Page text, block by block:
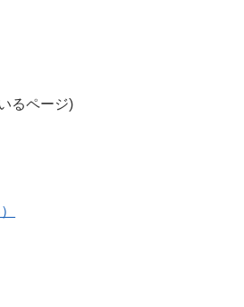
るページ)